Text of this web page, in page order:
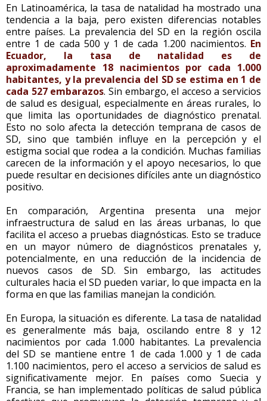
En Latinoamérica, la tasa de natalidad ha mostrado una
tendencia a la baja, pero existen diferencias notables
entre países. La prevalencia del SD en la región oscila
entre 1 de cada 500 y 1 de cada 1.200 nacimientos. En
Ecuador, la tasa de natalidad es de
aproximadamente 18 nacimientos por cada 1.000
habitantes, y la prevalencia del SD se estima en 1 de
cada 527 embarazos. Sin embargo, el acceso a servicios
de salud es desigual, especialmente en áreas rurales, lo
que limita las oportunidades de diagnóstico prenatal.
Esto no solo afecta la detección temprana de casos de
SD, sino que también influye en la percepción y el
estigma social que rodea a la condición. Muchas familias
carecen de la información y el apoyo necesarios, lo que
puede resultar en decisiones difíciles ante un diagnóstico
positivo.
En comparación, Argentina presenta una mejor
infraestructura de salud en las áreas urbanas, lo que
facilita el acceso a pruebas diagnósticas. Esto se traduce
en un mayor número de diagnósticos prenatales y,
potencialmente, en una reducción de la incidencia de
nuevos casos de SD. Sin embargo, las actitudes
culturales hacia el SD pueden variar, lo que impacta en la
forma en que las familias manejan la condición.
En Europa, la situación es diferente. La tasa de natalidad
es generalmente más baja, oscilando entre 8 y 12
nacimientos por cada 1.000 habitantes. La prevalencia
del SD se mantiene entre 1 de cada 1.000 y 1 de cada
1.100 nacimientos, pero el acceso a servicios de salud es
significativamente mejor. En países como Suecia y
Francia, se han implementado políticas de salud pública